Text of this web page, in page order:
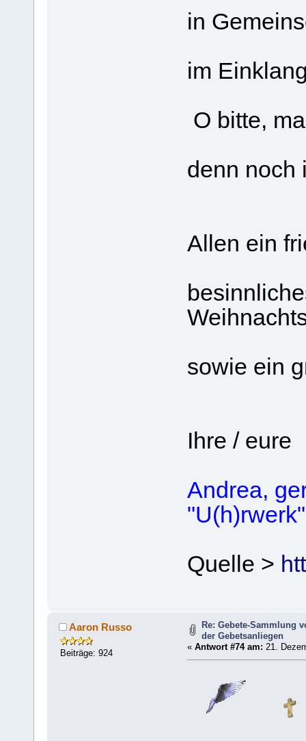
in
im
O bitte,
denn noch
Allen ein
sowie ein
Ihre / eure
Andrea,
Quelle >
Aaron Russo
Beiträge: 924
Re: Gebete-Sammlung
der Gebetsanliegen
« Antwort #74 am: 21.